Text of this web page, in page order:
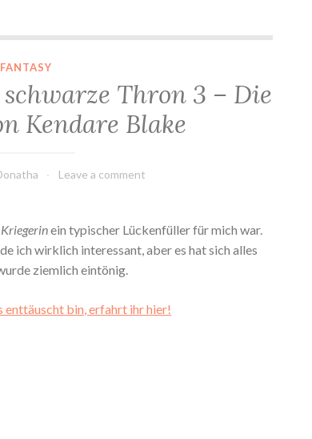
*Rezension* -> Der schwarze Thron 3 – Die Kriegerin von Kendare Blake
FANTASY
Thron 3 – Die
Kendare Blake
Leave a comment
ein typischer Lückenfüller für mich war.
ich wirklich interessant, aber es hat sich alles
ziemlich eintönig.
enttäuscht bin, erfahrt ihr hier!